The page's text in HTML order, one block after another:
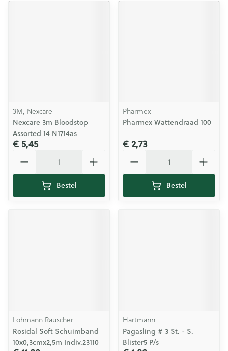
3M, Nexcare
Nexcare 3m Bloodstop
Assorted 14 N1714as
€ 5,45
Bestel
Pharmex
Pharmex Wattendraad 100
€ 2,73
Bestel
Lohmann Rauscher
Rosidal Soft Schuimband
10x0,3cmx2,5m Indiv.23110
Hartmann
Pagasling # 3 St. - S.
Blister5 P/s